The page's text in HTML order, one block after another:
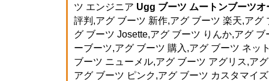
ツ エンジニア Ugg ブーツ ムートンブーツオ
評判,アグ ブーツ 新作,アグ ブーツ 楽天,アグ
グ ブーツ Josette,アグ ブーツ りんか,アグ
ーブーツ,アグ ブーツ 購入,アグ ブーツ ネッ
ブーツ ニューメル,アグ ブーツ アグリス,ア
アグ ブーツ ピンク,アグ ブーツ カスタマイ